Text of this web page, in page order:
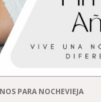
PARA NOCHEVIEJA